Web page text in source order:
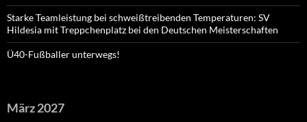
Starke Teamleistung bei schweißtreibenden Temperaturen: SV
Hildesia mit Treppchenplatz bei den Deutschen Meisterschaften
Ü40-Fußballer unterwegs!
März 2027